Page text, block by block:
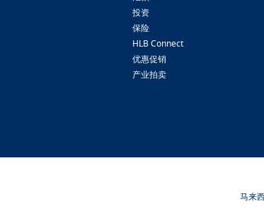
投资
保险
HLB Connect
优惠促销
产业拍卖
马来